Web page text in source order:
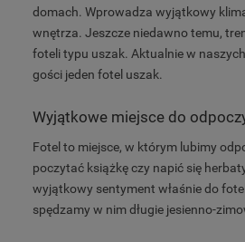
domach. Wprowadza wyjątkowy
wnętrza. Jeszcze niedawno temu,
foteli typu uszak. Aktualnie w
gości jeden fotel uszak.
Wyjątkowe miejsce do
Fotel to miejsce, w którym lubimy
poczytać książkę czy napić się
wyjątkowy sentyment właśnie do
spędzamy w nim długie jesienno-